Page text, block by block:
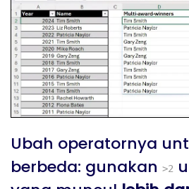
Ubah operatornya
berbeda: gunakan >2